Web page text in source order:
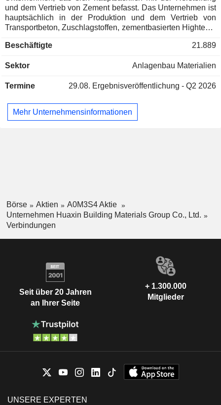
und dem Vertrieb von Zement befasst. Das Unternehmen ist
hauptsächlich in der Produktion und dem Vertrieb von
Transportbeton, Zuschlagstoffen, zementbasierten Hightech-
Zementbereich, der Forschung, Herstellung, Installation und
mit Zement, dem Umweltschutzgeschäft im Bereich der
und internationalen Generalunternehmergeschäft im
Mitverbrennungstechnologie für Zementöfen sowie in
weiteren Bereichen tätig. Das Unternehmen ist
Beschäftigte 21.889
Sektor Anlagenbau Materialien
Termine 29.08. Ergebnisveröffentlichung - Q2 2026
Mehr Unternehmensinformationen
Börse Aktien
A0M3S4 Aktie
Unternehmen Huaxin Building Materials Group Co., Ltd.
Verbindungen
Seit über 20 Jahren
an Ihrer Seite
+ 1.300.000
Mitglieder
UNSERE EXPERTEN